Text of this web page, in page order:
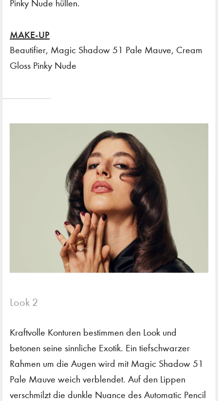
Pinky Nude hüllen.
MAKE-UP
Beautifier, Magic Shadow 51 Pale Mauve, Cream
Gloss Pinky Nude
Look 2
Kraftvolle Konturen bestimmen den Look und
betonen seine sinnliche Exotik. Ein tiefschwarzer
Rahmen um die Augen wird mit Magic Shadow 51
Pale Mauve weich verblendet. Auf den Lippen
verschmilzt die dunkle Nuance des Automatic Pencil